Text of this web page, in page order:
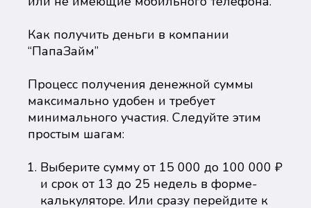
Как получить деньги в компании
“ПапаЗайм”
Процесс получения денежной суммы
максимально удобен и требует
минимального участия. Следуйте этим
простым шагам:
Выберите сумму от 15 000 до 100 000 ₽
и срок от 13 до 25 недель в форме-
калькуляторе. Или сразу перейдите к